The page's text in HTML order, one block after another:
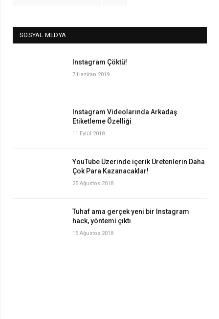
SOSYAL MEDYA
Instagram Çöktü!
7 Haziran 2019
Instagram Videolarında Arkadaş
Etiketleme Özelliği
11 Eylül 2018
YouTube Üzerinde içerik Üretenlerin Daha
Çok Para Kazanacaklar!
25 Ağustos 2018
Tuhaf ama gerçek yeni bir Instagram
hack, yöntemi çıktı
15 Ağustos 2018